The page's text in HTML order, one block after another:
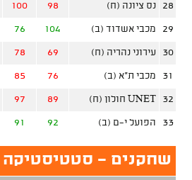
28 נס ציונה (ח) 98
100
29 מכבי אשדוד (ב) 104
76
30 עירוני נהריה (ח) 69
78
31 מכבי ת"א (ב) 76
85
32 UNET חולון (ח) 89
97
33 הפועל י-ם (ב) 92
91
שחקנים - סטטיסטיקה